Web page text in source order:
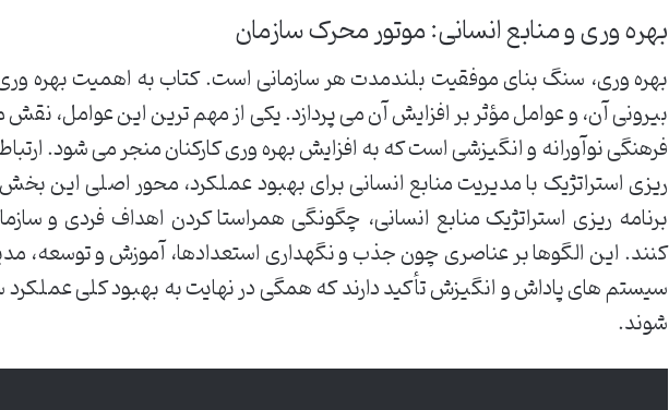
بهره وری و منابع انسانی: موتور محرک سازمان
بهره وری، سنگ بنای موفقیت بلندمدت هر سازمانی است. کتاب به اهمیت بهره
بیرونی آن، و عوامل مؤثر بر افزایش آن می پردازد. یکی از مهم ترین این عوامل، نقش
فرهنگی نوآورانه و انگیزشی است که به افزایش بهره وری کارکنان منجر می شود.
ریزی استراتژیک با مدیریت منابع انسانی برای بهبود عملکرد، محور اصلی این
برنامه ریزی استراتژیک منابع انسانی، چگونگی همراستا کردن اهداف فردی و
کنند. این الگوها بر عناصری چون جذب و نگهداری استعدادها، آموزش و توسعه،
سیستم های پاداش و انگیزش تأکید دارند که همگی در نهایت به بهبود کلی
شوند.